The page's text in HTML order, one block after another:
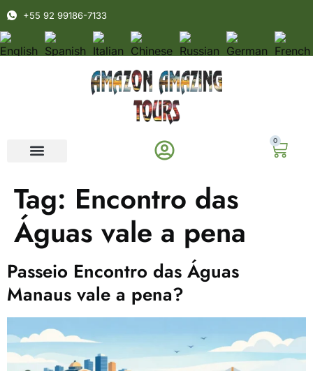
+55 92 99186-7133
0
Tag: Encontro das
Águas vale a pena
Passeio Encontro das Águas
Manaus vale a pena?